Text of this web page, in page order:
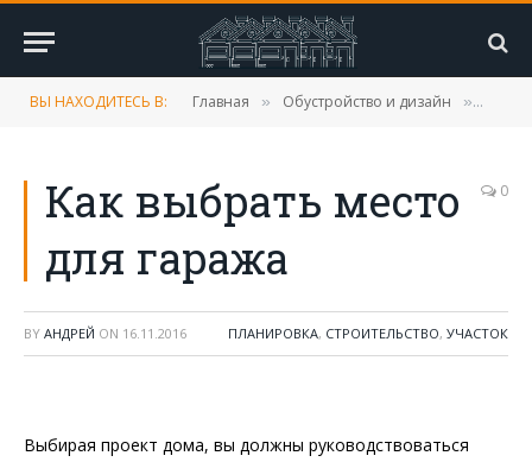
ВЫ НАХОДИТЕСЬ В: Главная » Обустройство и дизайн »
Как выбрать место
для гаража
0
BY АНДРЕЙ ON 16.11.2016 ПЛАНИРОВКА, СТРОИТЕЛЬСТВО, УЧАСТОК
Выбирая проект дома, вы должны руководствоваться